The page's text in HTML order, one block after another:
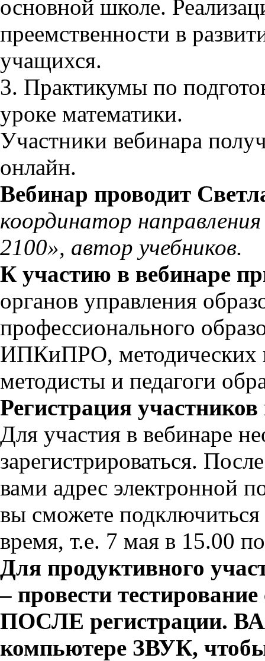
основной школе.
преемственности в
учащихся.
3. Практикумы по
уроке математики.
Участники вебинара
онлайн.
Вебинар проводит
координатор
2100», автор учебников.
К участию в вебинаре
органов управления
профессионального
ИПКиПРО, методических
методисты и педагоги
Регистрация
Для участия в вебинаре
зарегистрироваться.
вами адрес электронной
вы сможете подключиться
время, т.е. 7 мая в 15.00
Для продуктивного
– провести
ПОСЛЕ регистрации.
компьютере ЗВУК,